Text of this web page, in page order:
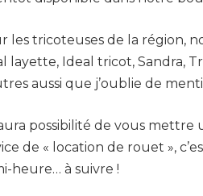
les tricoteuses de la région,
layette, Ideal tricot, Sandra,
aussi que j’oublie de
possibilité de vous mettre
de « location de rouet »,
heure… à suivre !